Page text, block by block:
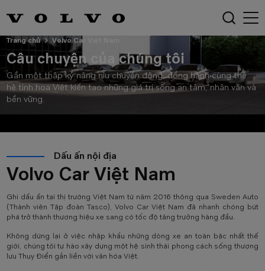
Trang chủ Volvo Car Việt Nam
Câu chuyện của chúng tôi
Gần một thập kỷ nâng niu chuyển động, đồng hành cùng thế
hệ tinh hoa Việt kiến tạo những giá trị sống an tâm, nhân văn và
bền vững.
Dấu ấn nội địa
Volvo Car Việt Nam
Ghi dấu ấn tại thị trường Việt Nam từ năm 2016 thông qua Sweden Auto
(Thành viên Tập đoàn Tasco), Volvo Car Việt Nam đã nhanh chóng bứt
phá trở thành thương hiệu xe sang có tốc độ tăng trưởng hàng đầu.
Không dừng lại ở việc nhập khẩu những dòng xe an toàn bậc nhất thế
giới, chúng tôi tự hào xây dựng một hệ sinh thái phong cách sống thượng
lưu Thụy Điển gắn liền với văn hóa Việt.